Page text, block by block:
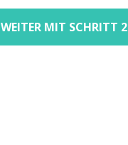
WEITER MIT SCHRITT 2